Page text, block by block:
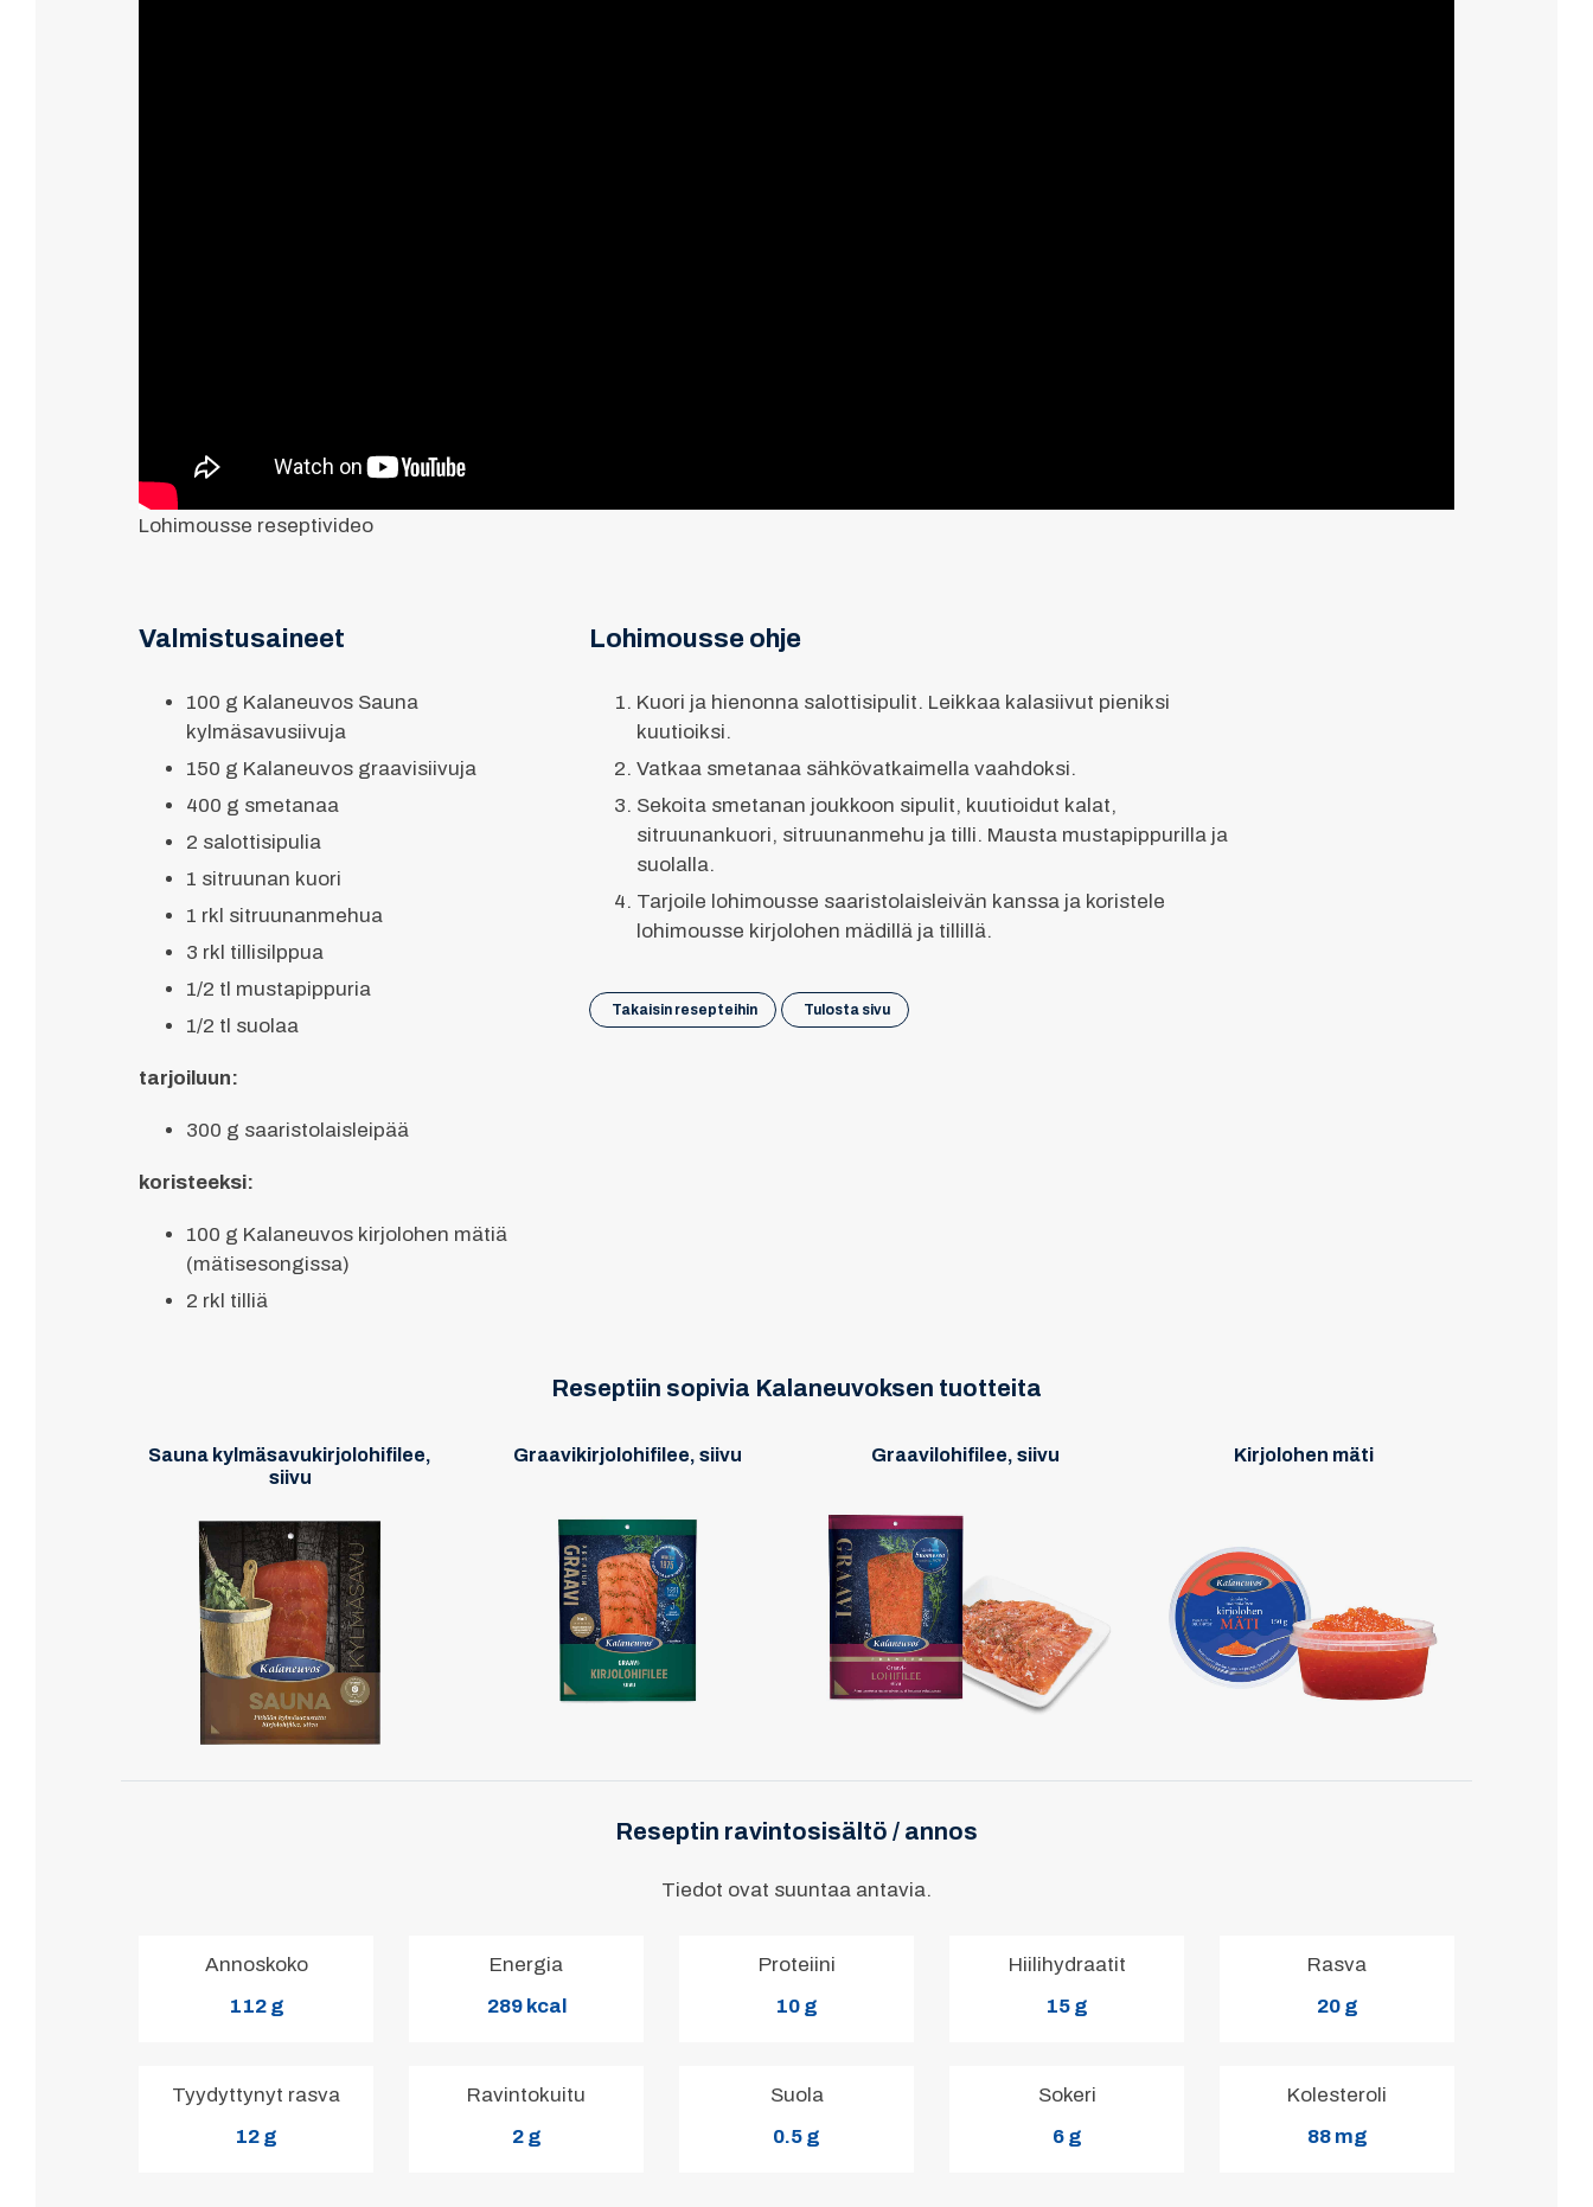
Lohimousse reseptivideo
Valmistusaineet
100 g Kalaneuvos Sauna
kylmäsavusiivuja
150 g Kalaneuvos graavisiivuja
400 g smetanaa
2 salottisipulia
1 sitruunan kuori
1 rkl sitruunanmehua
3 rkl tillisilppua
1/2 tl mustapippuria
1/2 tl suolaa
tarjoiluun:
300 g saaristolaisleipää
koristeeksi:
100 g Kalaneuvos kirjolohen mätiä
(mätisesongissa)
2 rkl tilliä
Lohimousse ohje
Kuori ja hienonna salottisipulit. Leikkaa kalasiivut pieniksi
kuutioiksi.
Vatkaa smetanaa sähkövatkaimella vaahdoksi.
Sekoita smetanan joukkoon sipulit, kuutioidut kalat,
sitruunankuori, sitruunanmehu ja tilli. Mausta mustapippurilla ja
suolalla.
Tarjoile lohimousse saaristolaisleivän kanssa ja koristele
lohimousse kirjolohen mädillä ja tillillä.
Takaisin resepteihin Tulosta sivu
Reseptiin sopivia Kalaneuvoksen tuotteita
Sauna kylmäsavukirjolohifilee,
siivu
Graavikirjolohifilee, siivu Graavilohifilee, siivu Kirjolohen mäti
Reseptin ravintosisältö / annos
Tiedot ovat suuntaa antavia.
Annoskoko
112 g
Energia
289 kcal
Proteiini
10 g
Hiilihydraatit
15 g
Rasva
20 g
Tyydyttynyt rasva
12 g
Ravintokuitu
2 g
Suola
0.5 g
Sokeri
6 g
Kolesteroli
88 mg